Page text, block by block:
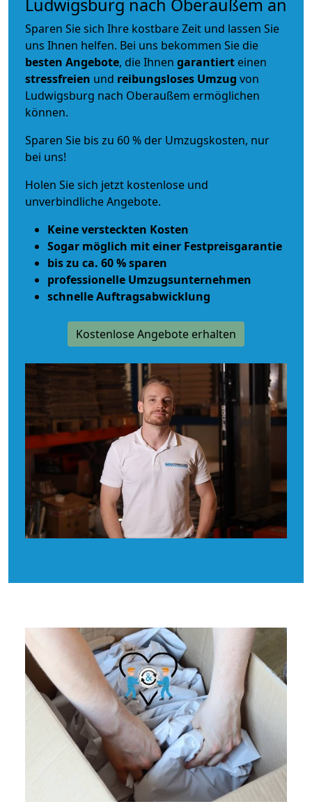
Ludwigsburg nach Oberaußem an
Sparen Sie sich Ihre kostbare Zeit und lassen Sie
uns Ihnen helfen. Bei uns bekommen Sie die
besten Angebote, die Ihnen garantiert einen
stressfreien und reibungsloses Umzug von
Ludwigsburg nach Oberaußem ermöglichen
können.
Sparen Sie bis zu 60 % der Umzugskosten, nur
bei uns!
Holen Sie sich jetzt kostenlose und
unverbindliche Angebote.
Keine versteckten Kosten
Sogar möglich mit einer Festpreisgarantie
bis zu ca. 60 % sparen
professionelle Umzugsunternehmen
schnelle Auftragsabwicklung
Kostenlose Angebote erhalten